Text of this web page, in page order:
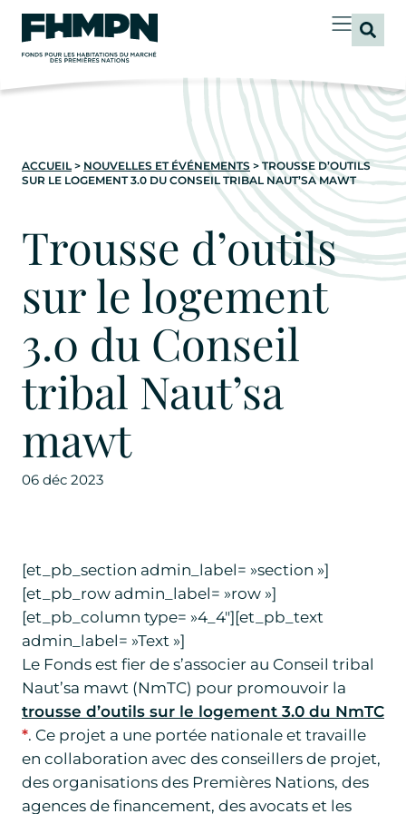
principal
ACCUEIL > NOUVELLES ET ÉVÉNEMENTS >TROUSSE D’OUTILS
SUR LE LOGEMENT 3.0 DU CONSEIL TRIBAL NAUT’SA MAWT
Trousse d’outils
sur le logement
3.0 du Conseil
tribal Naut’sa
mawt
06 déc 2023
[et_pb_section admin_label= »section »]
[et_pb_row admin_label= »row »]
[et_pb_column type= »4_4″][et_pb_text
admin_label= »Text »]
Le Fonds est fier de s’associer au Conseil tribal
Naut’sa mawt (NmTC) pour promouvoir la
trousse d’outils sur le logement 3.0 du NmTC
*. Ce projet a une portée nationale et travaille
en collaboration avec des conseillers de projet,
des organisations des Premières Nations, des
agences de financement, des avocats et les